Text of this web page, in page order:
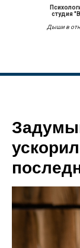
студия
Дыши в